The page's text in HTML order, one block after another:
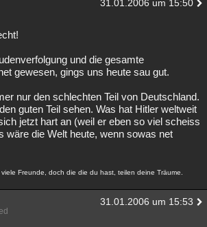
31.01.2006 um 15:50
und die gesamte
gewesen, gings uns heute sau gut.
nur den schlechten Teil von Deutschland.
guten Teil sehen. Was hat Hitler weltweit
jetzt hart an (weil er eben so viel scheiss
wäre die Welt heute, wenn sowas net
Freunde, doch die die du hast, teilen deine Träume.
31.01.2006 um 15:53